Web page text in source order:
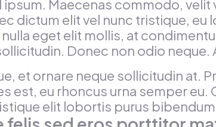
Maecenas commodo,
dictum elit vel nunc tristique,
eget elit mollis, at
Donec non odio
et ornare neque sollicitudin at.
est, eu rhoncus urna semper
elit lobortis purus